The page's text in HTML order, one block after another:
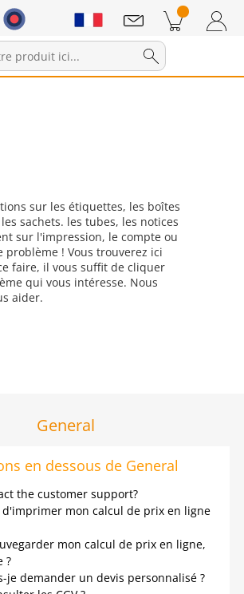
Produits dans le panier
sur les étiquettes, les boîtes
sachets. les tubes, les notices
sur l'impression, le compte ou
problème ! Vous trouverez ici
faire, il vous suffit de cliquer
qui vous intéresse. Nous
aider.
General
en dessous de General
the customer support?
d'imprimer mon calcul de prix en ligne
mon calcul de prix en ligne,
?
je demander un devis personnalisé ?